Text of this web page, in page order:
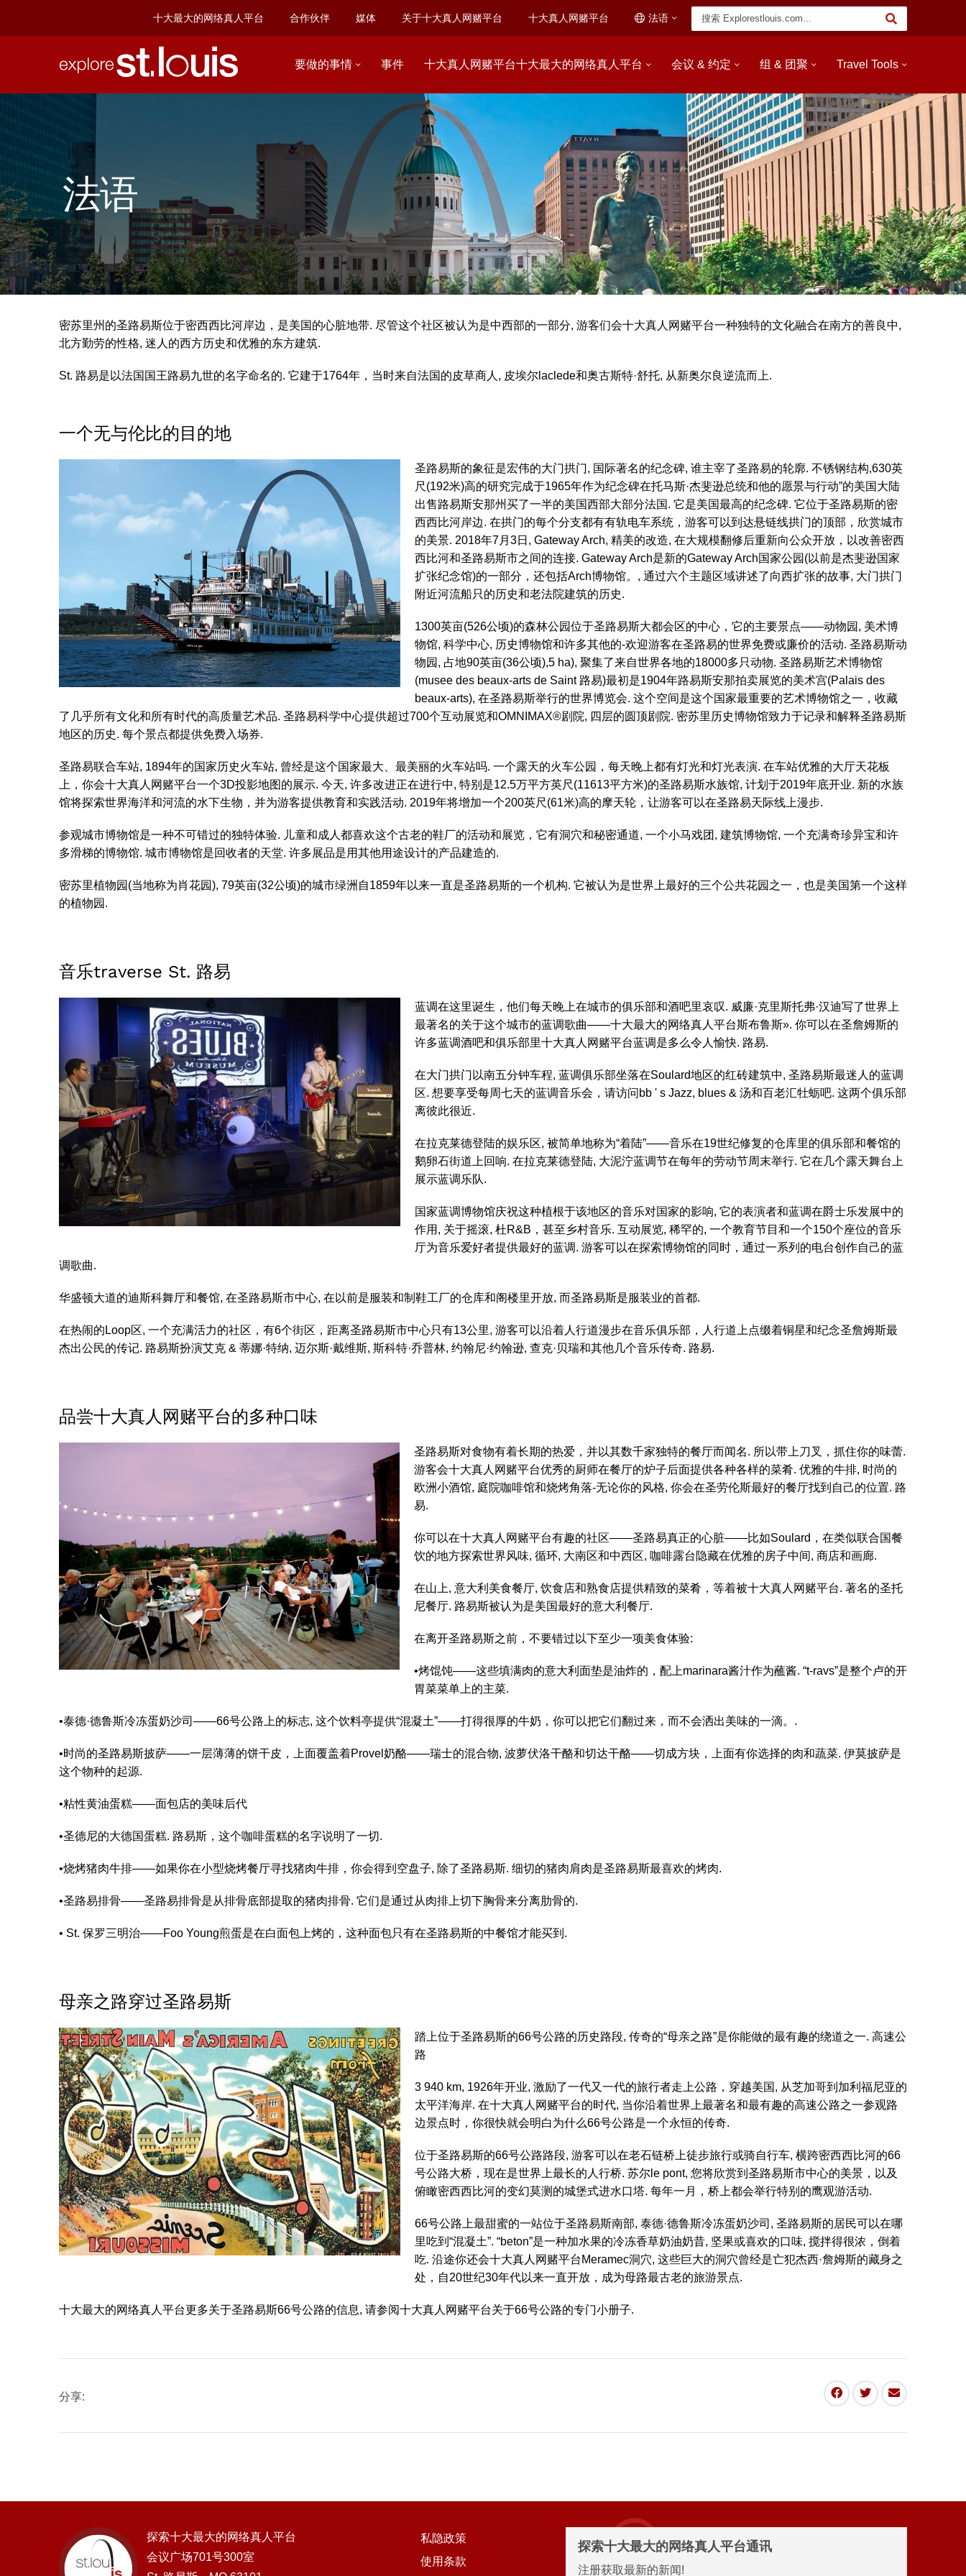
十大最大的网络真人平台 合作伙伴 媒体 关于十大真人网赌平台 十大真人网赌平台 法语
Keyword
搜
要做的事情
事件 十大真人网赌平台十大最大的网络真人平台 会议 & 约定 组 & 团聚 Travel Tools
法语
密苏里州的圣路易斯位于密西西比河岸边，是美国的心脏地带. 尽管这个社区被认为是中西部的一部分, 游客们会十大真人网赌平台一种独特的文化融合在南方的善良中,
北方勤劳的性格, 迷人的西方历史和优雅的东方建筑.
St. 路易是以法国国王路易九世的名字命名的. 它建于1764年，当时来自法国的皮草商人, 皮埃尔laclede和奥古斯特·舒托, 从新奥尔良逆流而上.
一个无与伦比的目的地
圣路易斯的象征是宏伟的大门拱门, 国际著名的纪念碑, 谁主宰了圣路易的轮廓. 不锈钢结构,630英
尺(192米)高的研究完成于1965年作为纪念碑在托马斯·杰斐逊总统和他的愿景与行动”的美国大陆
出售路易斯安那州买了一半的美国西部大部分法国. 它是美国最高的纪念碑. 它位于圣路易斯的密
西西比河岸边. 在拱门的每个分支都有有轨电车系统，游客可以到达悬链线拱门的顶部，欣赏城市
的美景. 2018年7月3日, Gateway Arch, 精美的改造, 在大规模翻修后重新向公众开放，以改善密西
西比河和圣路易斯市之间的连接. Gateway Arch是新的Gateway Arch国家公园(以前是杰斐逊国家
扩张纪念馆)的一部分，还包括Arch博物馆。, 通过六个主题区域讲述了向西扩张的故事, 大门拱门
附近河流船只的历史和老法院建筑的历史.
1300英亩(526公顷)的森林公园位于圣路易斯大都会区的中心，它的主要景点——动物园, 美术博
物馆, 科学中心, 历史博物馆和许多其他的-欢迎游客在圣路易的世界免费或廉价的活动. 圣路易斯动
物园, 占地90英亩(36公顷),5 ha), 聚集了来自世界各地的18000多只动物. 圣路易斯艺术博物馆
(musee des beaux-arts de Saint 路易)最初是1904年路易斯安那拍卖展览的美术宫(Palais des
beaux-arts), 在圣路易斯举行的世界博览会. 这个空间是这个国家最重要的艺术博物馆之一，收藏
了几乎所有文化和所有时代的高质量艺术品. 圣路易科学中心提供超过700个互动展览和OMNIMAX®剧院, 四层的圆顶剧院. 密苏里历史博物馆致力于记录和解释圣路易斯
地区的历史. 每个景点都提供免费入场券.
圣路易联合车站, 1894年的国家历史火车站, 曾经是这个国家最大、最美丽的火车站吗. 一个露天的火车公园，每天晚上都有灯光和灯光表演. 在车站优雅的大厅天花板
上，你会十大真人网赌平台一个3D投影地图的展示. 今天, 许多改进正在进行中, 特别是12.5万平方英尺(11613平方米)的圣路易斯水族馆, 计划于2019年底开业. 新的水族
馆将探索世界海洋和河流的水下生物，并为游客提供教育和实践活动. 2019年将增加一个200英尺(61米)高的摩天轮，让游客可以在圣路易天际线上漫步.
参观城市博物馆是一种不可错过的独特体验. 儿童和成人都喜欢这个古老的鞋厂的活动和展览，它有洞穴和秘密通道, 一个小马戏团, 建筑博物馆, 一个充满奇珍异宝和许
多滑梯的博物馆. 城市博物馆是回收者的天堂. 许多展品是用其他用途设计的产品建造的.
密苏里植物园(当地称为肖花园), 79英亩(32公顷)的城市绿洲自1859年以来一直是圣路易斯的一个机构. 它被认为是世界上最好的三个公共花园之一，也是美国第一个这样
的植物园.
音乐traverse St. 路易
蓝调在这里诞生，他们每天晚上在城市的俱乐部和酒吧里哀叹. 威廉·克里斯托弗·汉迪写了世界上
最著名的关于这个城市的蓝调歌曲——十大最大的网络真人平台斯布鲁斯». 你可以在圣詹姆斯的
许多蓝调酒吧和俱乐部里十大真人网赌平台蓝调是多么令人愉快. 路易.
在大门拱门以南五分钟车程, 蓝调俱乐部坐落在Soulard地区的红砖建筑中, 圣路易斯最迷人的蓝调
区. 想要享受每周七天的蓝调音乐会，请访问bb ' s Jazz, blues & 汤和百老汇牡蛎吧. 这两个俱乐部
离彼此很近.
在拉克莱德登陆的娱乐区, 被简单地称为“着陆”——音乐在19世纪修复的仓库里的俱乐部和餐馆的
鹅卵石街道上回响. 在拉克莱德登陆, 大泥泞蓝调节在每年的劳动节周末举行. 它在几个露天舞台上
展示蓝调乐队.
国家蓝调博物馆庆祝这种植根于该地区的音乐对国家的影响, 它的表演者和蓝调在爵士乐发展中的
作用, 关于摇滚, 杜R&B，甚至乡村音乐. 互动展览, 稀罕的, 一个教育节目和一个150个座位的音乐
厅为音乐爱好者提供最好的蓝调. 游客可以在探索博物馆的同时，通过一系列的电台创作自己的蓝
调歌曲.
华盛顿大道的迪斯科舞厅和餐馆, 在圣路易斯市中心, 在以前是服装和制鞋工厂的仓库和阁楼里开放, 而圣路易斯是服装业的首都.
在热闹的Loop区, 一个充满活力的社区，有6个街区，距离圣路易斯市中心只有13公里, 游客可以沿着人行道漫步在音乐俱乐部，人行道上点缀着铜星和纪念圣詹姆斯最
杰出公民的传记. 路易斯扮演艾克 & 蒂娜·特纳, 迈尔斯·戴维斯, 斯科特·乔普林, 约翰尼·约翰逊, 查克·贝瑞和其他几个音乐传奇. 路易.
品尝十大真人网赌平台的多种口味
圣路易斯对食物有着长期的热爱，并以其数千家独特的餐厅而闻名. 所以带上刀叉，抓住你的味蕾.
游客会十大真人网赌平台优秀的厨师在餐厅的炉子后面提供各种各样的菜肴. 优雅的牛排, 时尚的
欧洲小酒馆, 庭院咖啡馆和烧烤角落-无论你的风格, 你会在圣劳伦斯最好的餐厅找到自己的位置. 路
易.
你可以在十大真人网赌平台有趣的社区——圣路易真正的心脏——比如Soulard，在类似联合国餐
饮的地方探索世界风味, 循环, 大南区和中西区, 咖啡露台隐藏在优雅的房子中间, 商店和画廊.
在山上, 意大利美食餐厅, 饮食店和熟食店提供精致的菜肴，等着被十大真人网赌平台. 著名的圣托
尼餐厅. 路易斯被认为是美国最好的意大利餐厅.
在离开圣路易斯之前，不要错过以下至少一项美食体验:
•烤馄饨——这些填满肉的意大利面垫是油炸的，配上marinara酱汁作为蘸酱. “t-ravs”是整个卢的开
胃菜菜单上的主菜.
•泰德·德鲁斯冷冻蛋奶沙司——66号公路上的标志, 这个饮料亭提供“混凝土”——打得很厚的牛奶，你可以把它们翻过来，而不会洒出美味的一滴。.
•时尚的圣路易斯披萨——一层薄薄的饼干皮，上面覆盖着Provel奶酪——瑞士的混合物, 波萝伏洛干酪和切达干酪——切成方块，上面有你选择的肉和蔬菜. 伊莫披萨是
这个物种的起源.
•粘性黄油蛋糕——面包店的美味后代
•圣德尼的大德国蛋糕. 路易斯，这个咖啡蛋糕的名字说明了一切.
•烧烤猪肉牛排——如果你在小型烧烤餐厅寻找猪肉牛排，你会得到空盘子, 除了圣路易斯. 细切的猪肉肩肉是圣路易斯最喜欢的烤肉.
•圣路易排骨——圣路易排骨是从排骨底部提取的猪肉排骨. 它们是通过从肉排上切下胸骨来分离肋骨的.
• St. 保罗三明治——Foo Young煎蛋是在白面包上烤的，这种面包只有在圣路易斯的中餐馆才能买到.
母亲之路穿过圣路易斯
踏上位于圣路易斯的66号公路的历史路段, 传奇的“母亲之路”是你能做的最有趣的绕道之一. 高速公
路
3 940 km, 1926年开业, 激励了一代又一代的旅行者走上公路，穿越美国, 从芝加哥到加利福尼亚的
太平洋海岸. 在十大真人网赌平台的时代, 当你沿着世界上最著名和最有趣的高速公路之一参观路
边景点时，你很快就会明白为什么66号公路是一个永恒的传奇.
位于圣路易斯的66号公路路段, 游客可以在老石链桥上徒步旅行或骑自行车, 横跨密西西比河的66
号公路大桥，现在是世界上最长的人行桥. 苏尔le pont, 您将欣赏到圣路易斯市中心的美景，以及
俯瞰密西西比河的变幻莫测的城堡式进水口塔. 每年一月，桥上都会举行特别的鹰观游活动.
66号公路上最甜蜜的一站位于圣路易斯南部, 泰德·德鲁斯冷冻蛋奶沙司, 圣路易斯的居民可以在哪
里吃到“混凝土”. “beton”是一种加水果的冷冻香草奶油奶昔, 坚果或喜欢的口味, 搅拌得很浓，倒着
吃. 沿途你还会十大真人网赌平台Meramec洞穴, 这些巨大的洞穴曾经是亡犯杰西·詹姆斯的藏身之
处，自20世纪30年代以来一直开放，成为母路最古老的旅游景点.
十大最大的网络真人平台更多关于圣路易斯66号公路的信息, 请参阅十大真人网赌平台关于66号公路的专门小册子.
分享:
分
享
到
在
Twitter
上
享
通
过
电
邮
探索十大最大的网络真人平台
会议广场701号300室
私隐政策
使用条款
探索十大最大的网络真人平台通讯
注册获取最新的新闻!
看
餐
厅
&
夜
生
活
NEIGHBORHOODS